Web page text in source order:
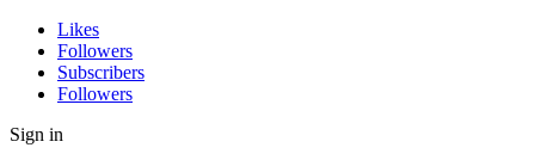
Likes
Followers
Subscribers
Followers
Sign in